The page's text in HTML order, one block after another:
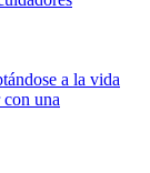
a la vida
una